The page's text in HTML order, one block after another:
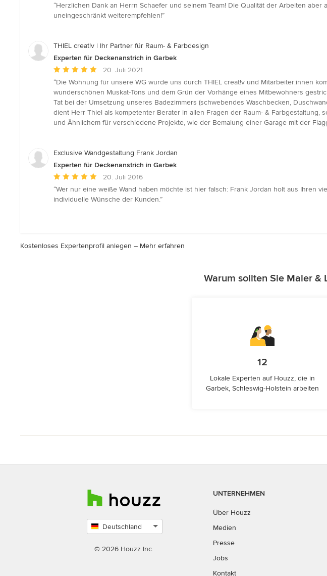
Bewertung:
5
Sternen
“Herzlichen Dank an Herrn Schaefer und seinem Team! Die Qualität der Arbeiten
uneingeschränkt weiterempfehlen!”
THIEL creat!v | Ihr Partner für Raum- & Farbdesign
Experten für Deckenanstrich in Garbek
Durchschnittliche
Bewertung:
5
von
5
Sternen
20. Juli 2021
“Die Wohnung für unsere WG wurde uns durch THIEL creat!v und Mitarbeiter:innen
wunderschönen Muskat-Tons und dem Grün der Vorhänge eines Mitbewohners
Tat bei der Umsetzung unseres Badezimmers (schwebendes Waschbecken,
dient Herr Thiel als kompetenter Berater in allen Fragen der Raum- &
und Ähnlichem für verschiedene Projekte, wie der Bemalung einer Garage mit der
Exclusive Wandgestaltung Frank Jordan
Experten für Deckenanstrich in Garbek
Durchschnittliche
Bewertung:
5
20. Juli 2016
“Wer nur eine weiße Wand haben möchte ist hier falsch: Frank Jordan holt aus Ihren
individuelle Wünsche der Kunden.”
Kostenloses Expertenprofil anlegen – Mehr erfahren
Warum sollten Sie Maler &
12
Lokale Experten auf Houzz, die in
Garbek, Schleswig-Holstein arbeiten
Deutschland
auswählen
© 2026 Houzz Inc.
UNTERNEHMEN
Über Houzz
Medien
Presse
Jobs
Kontakt